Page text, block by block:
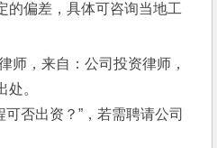
的偏差，具体可咨询当地工
师，来自：公司投资律师，
处。
可否出资？”，若需聘请公司